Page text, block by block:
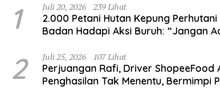
1 Juli 20, 2026 239 Lihat
2.000 Petani Hutan Kepung
Badan Hadapi Aksi Buruh: “Jangan
2 Juli 25, 2026 107 Lihat
Perjuangan Rafi, Driver ShopeeFood
Penghasilan Tak Menentu, Bermimpi